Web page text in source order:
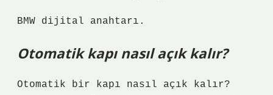
BMW dijital anahtarı.
Otomatik kapı nasıl açık kalır?
Otomatik bir kapı nasıl açık kalır?